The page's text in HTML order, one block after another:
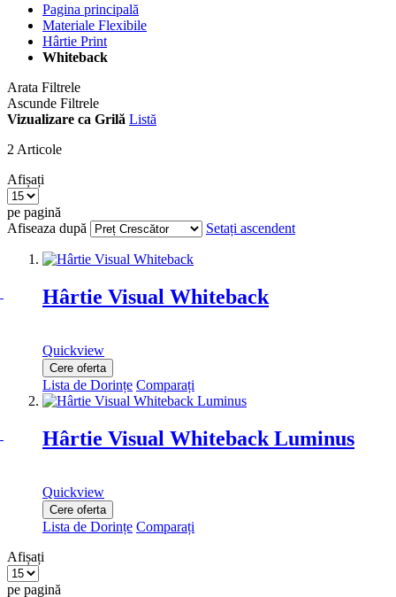
Pagina principală
Materiale Flexibile
Hârtie Print
Whiteback
Arata Filtrele
Ascunde Filtrele
Vizualizare ca Grilă Listă
2 Articole
Afișați
pe pagină
Afiseaza după
Setați ascendent
Hârtie Visual Whiteback
Quickview
Cere oferta
Lista de Dorințe Comparați
Hârtie Visual Whiteback Luminus
Quickview
Cere oferta
Lista de Dorințe Comparați
Afișați
pe pagină